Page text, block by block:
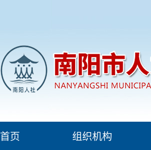
首页 组织机构